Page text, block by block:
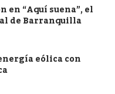
en “Aquí suena”, el
de Barranquilla
eólica con